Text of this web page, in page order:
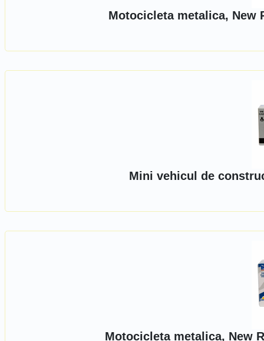
Motocicleta metalica, New
Mini vehicul de
Motocicleta metalica, New